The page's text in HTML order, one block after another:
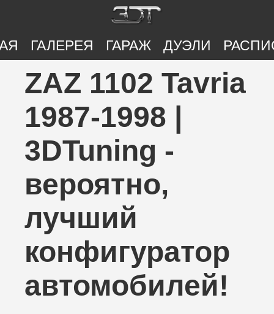
ГАЛЕРЕЯ ГАРАЖ ДУЭЛИ
ZAZ 1102 Tavria
1987-1998 |
3DTuning -
вероятно,
лучший
конфигуратор
автомобилей!